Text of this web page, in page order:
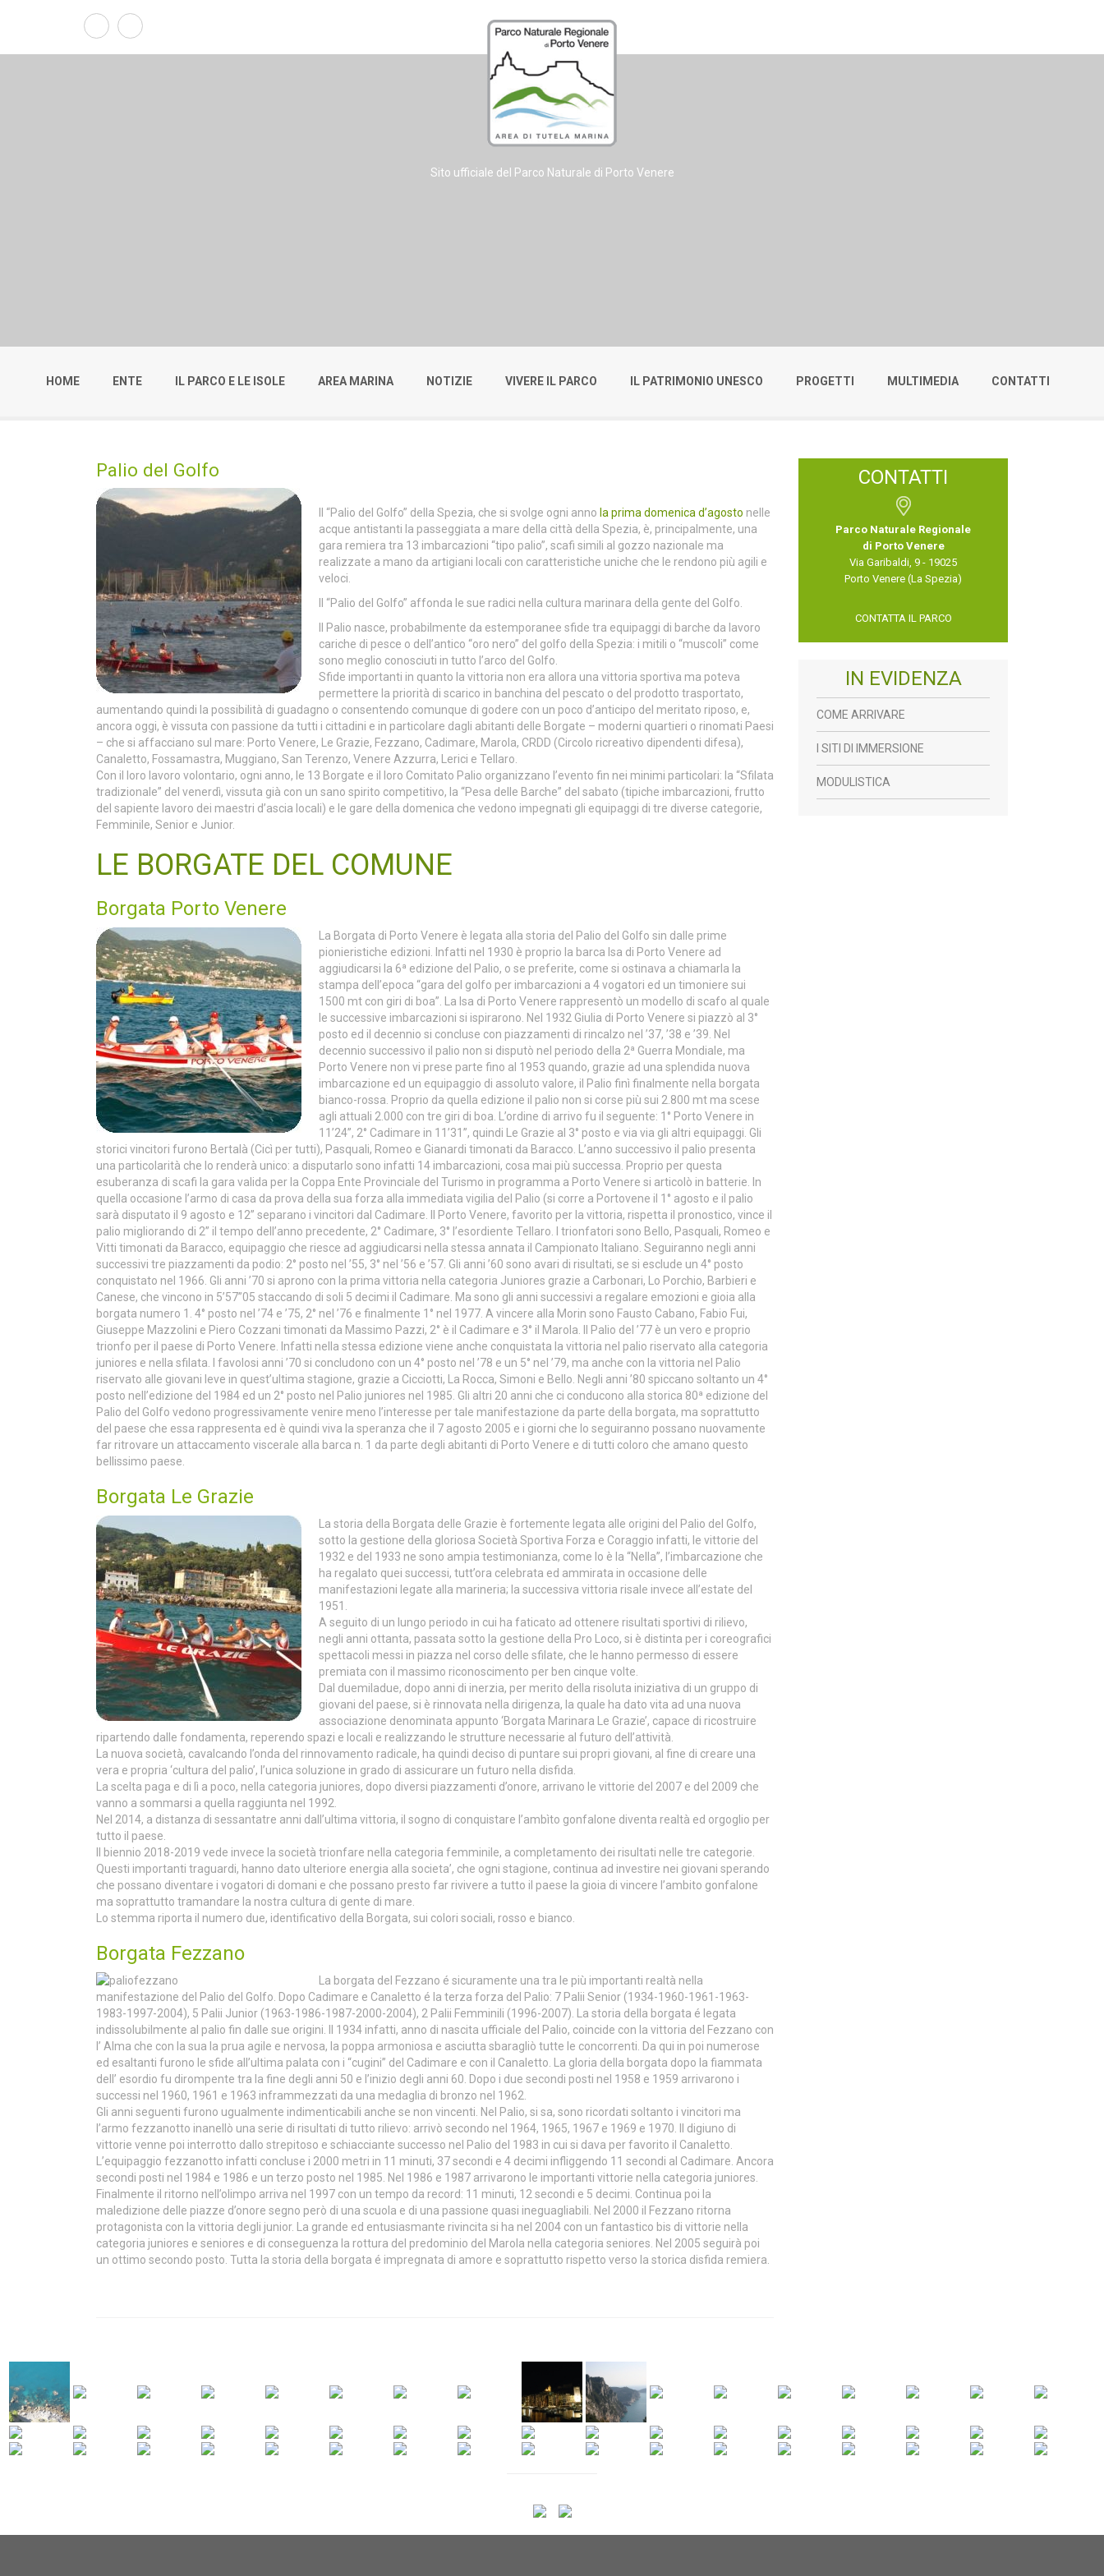
Sito ufficiale del Parco Naturale di Porto Venere
HOME ENTE IL PARCO E LE ISOLE AREA MARINA NOTIZIE VIVERE IL PARCO IL PATRIMONIO UNESCO PROGETTI MULTIMEDIA CONTATTI
Palio del Golfo
Il “Palio del Golfo” della Spezia, che si svolge ogni anno la prima domenica d’agosto nelle
acque antistanti la passeggiata a mare della città della Spezia, è, principalmente, una
gara remiera tra 13 imbarcazioni “tipo palio”, scafi simili al gozzo nazionale ma
realizzate a mano da artigiani locali con caratteristiche uniche che le rendono più agili e
veloci.
Il “Palio del Golfo” affonda le sue radici nella cultura marinara della gente del Golfo.
Il Palio nasce, probabilmente da estemporanee sfide tra equipaggi di barche da lavoro
cariche di pesce o dell’antico “oro nero” del golfo della Spezia: i mitili o “muscoli” come
sono meglio conosciuti in tutto l’arco del Golfo.
Sfide importanti in quanto la vittoria non era allora una vittoria sportiva ma poteva
permettere la priorità di scarico in banchina del pescato o del prodotto trasportato,
aumentando quindi la possibilità di guadagno o consentendo comunque di godere con un poco d’anticipo del meritato riposo, e,
ancora oggi, è vissuta con passione da tutti i cittadini e in particolare dagli abitanti delle Borgate – moderni quartieri o rinomati Paesi
– che si affacciano sul mare: Porto Venere, Le Grazie, Fezzano, Cadimare, Marola, CRDD (Circolo ricreativo dipendenti difesa),
Canaletto, Fossamastra, Muggiano, San Terenzo, Venere Azzurra, Lerici e Tellaro.
Con il loro lavoro volontario, ogni anno, le 13 Borgate e il loro Comitato Palio organizzano l’evento fin nei minimi particolari: la “Sfilata
tradizionale” del venerdì, vissuta già con un sano spirito competitivo, la “Pesa delle Barche” del sabato (tipiche imbarcazioni, frutto
del sapiente lavoro dei maestri d’ascia locali) e le gare della domenica che vedono impegnati gli equipaggi di tre diverse categorie,
Femminile, Senior e Junior.
LE BORGATE DEL COMUNE
Borgata Porto Venere
La Borgata di Porto Venere è legata alla storia del Palio del Golfo sin dalle prime
pionieristiche edizioni. Infatti nel 1930 è proprio la barca Isa di Porto Venere ad
aggiudicarsi la 6ª edizione del Palio, o se preferite, come si ostinava a chiamarla la
stampa dell’epoca “gara del golfo per imbarcazioni a 4 vogatori ed un timoniere sui
1500 mt con giri di boa”. La Isa di Porto Venere rappresentò un modello di scafo al quale
le successive imbarcazioni si ispirarono. Nel 1932 Giulia di Porto Venere si piazzò al 3°
posto ed il decennio si concluse con piazzamenti di rincalzo nel ’37, ’38 e ’39. Nel
decennio successivo il palio non si disputò nel periodo della 2ª Guerra Mondiale, ma
Porto Venere non vi prese parte fino al 1953 quando, grazie ad una splendida nuova
imbarcazione ed un equipaggio di assoluto valore, il Palio finì finalmente nella borgata
bianco-rossa. Proprio da quella edizione il palio non si corse più sui 2.800 mt ma scese
agli attuali 2.000 con tre giri di boa. L’ordine di arrivo fu il seguente: 1° Porto Venere in
11’24”, 2° Cadimare in 11’31”, quindi Le Grazie al 3° posto e via via gli altri equipaggi. Gli
storici vincitori furono Bertalà (Cicì per tutti), Pasquali, Romeo e Gianardi timonati da Baracco. L’anno successivo il palio presenta
una particolarità che lo renderà unico: a disputarlo sono infatti 14 imbarcazioni, cosa mai più successa. Proprio per questa
esuberanza di scafi la gara valida per la Coppa Ente Provinciale del Turismo in programma a Porto Venere si articolò in batterie. In
quella occasione l’armo di casa da prova della sua forza alla immediata vigilia del Palio (si corre a Portovene il 1° agosto e il palio
sarà disputato il 9 agosto e 12” separano i vincitori dal Cadimare. Il Porto Venere, favorito per la vittoria, rispetta il pronostico, vince il
palio migliorando di 2” il tempo dell’anno precedente, 2° Cadimare, 3° l’esordiente Tellaro. I trionfatori sono Bello, Pasquali, Romeo e
Vitti timonati da Baracco, equipaggio che riesce ad aggiudicarsi nella stessa annata il Campionato Italiano. Seguiranno negli anni
successivi tre piazzamenti da podio: 2° posto nel ’55, 3° nel ’56 e ’57. Gli anni ’60 sono avari di risultati, se si esclude un 4° posto
conquistato nel 1966. Gli anni ’70 si aprono con la prima vittoria nella categoria Juniores grazie a Carbonari, Lo Porchio, Barbieri e
Canese, che vincono in 5’57”05 staccando di soli 5 decimi il Cadimare. Ma sono gli anni successivi a regalare emozioni e gioia alla
borgata numero 1. 4° posto nel ’74 e ’75, 2° nel ’76 e finalmente 1° nel 1977. A vincere alla Morin sono Fausto Cabano, Fabio Fui,
Giuseppe Mazzolini e Piero Cozzani timonati da Massimo Pazzi, 2° è il Cadimare e 3° il Marola. Il Palio del ’77 è un vero e proprio
trionfo per il paese di Porto Venere. Infatti nella stessa edizione viene anche conquistata la vittoria nel palio riservato alla categoria
juniores e nella sfilata. I favolosi anni ’70 si concludono con un 4° posto nel ’78 e un 5° nel ’79, ma anche con la vittoria nel Palio
riservato alle giovani leve in quest’ultima stagione, grazie a Cicciotti, La Rocca, Simoni e Bello. Negli anni ’80 spiccano soltanto un 4°
posto nell’edizione del 1984 ed un 2° posto nel Palio juniores nel 1985. Gli altri 20 anni che ci conducono alla storica 80ª edizione del
Palio del Golfo vedono progressivamente venire meno l’interesse per tale manifestazione da parte della borgata, ma soprattutto
del paese che essa rappresenta ed è quindi viva la speranza che il 7 agosto 2005 e i giorni che lo seguiranno possano nuovamente
far ritrovare un attaccamento viscerale alla barca n. 1 da parte degli abitanti di Porto Venere e di tutti coloro che amano questo
bellissimo paese.
Borgata Le Grazie
La storia della Borgata delle Grazie è fortemente legata alle origini del Palio del Golfo,
sotto la gestione della gloriosa Società Sportiva Forza e Coraggio infatti, le vittorie del
1932 e del 1933 ne sono ampia testimonianza, come lo è la “Nella”, l’imbarcazione che
ha regalato quei successi, tutt’ora celebrata ed ammirata in occasione delle
manifestazioni legate alla marineria; la successiva vittoria risale invece all’estate del
1951.
A seguito di un lungo periodo in cui ha faticato ad ottenere risultati sportivi di rilievo,
negli anni ottanta, passata sotto la gestione della Pro Loco, si è distinta per i coreografici
spettacoli messi in piazza nel corso delle sfilate, che le hanno permesso di essere
premiata con il massimo riconoscimento per ben cinque volte.
Dal duemiladue, dopo anni di inerzia, per merito della risoluta iniziativa di un gruppo di
giovani del paese, si è rinnovata nella dirigenza, la quale ha dato vita ad una nuova
associazione denominata appunto ‘Borgata Marinara Le Grazie’, capace di ricostruire
ripartendo dalle fondamenta, reperendo spazi e locali e realizzando le strutture necessarie al futuro dell’attività.
La nuova società, cavalcando l’onda del rinnovamento radicale, ha quindi deciso di puntare sui propri giovani, al fine di creare una
vera e propria ‘cultura del palio’, l’unica soluzione in grado di assicurare un futuro nella disfida.
La scelta paga e di lì a poco, nella categoria juniores, dopo diversi piazzamenti d’onore, arrivano le vittorie del 2007 e del 2009 che
vanno a sommarsi a quella raggiunta nel 1992.
Nel 2014, a distanza di sessantatre anni dall’ultima vittoria, il sogno di conquistare l’ambìto gonfalone diventa realtà ed orgoglio per
tutto il paese.
Il biennio 2018-2019 vede invece la società trionfare nella categoria femminile, a completamento dei risultati nelle tre categorie.
Questi importanti traguardi, hanno dato ulteriore energia alla societa’, che ogni stagione, continua ad investire nei giovani sperando
che possano diventare i vogatori di domani e che possano presto far rivivere a tutto il paese la gioia di vincere l’ambito gonfalone
ma soprattutto tramandare la nostra cultura di gente di mare.
Lo stemma riporta il numero due, identificativo della Borgata, sui colori sociali, rosso e bianco.
Borgata Fezzano
La borgata del Fezzano é sicuramente una tra le più importanti realtà nella
manifestazione del Palio del Golfo. Dopo Cadimare e Canaletto é la terza forza del Palio: 7 Palii Senior (1934-1960-1961-1963-
1983-1997-2004), 5 Palii Junior (1963-1986-1987-2000-2004), 2 Palii Femminili (1996-2007). La storia della borgata é legata
indissolubilmente al palio fin dalle sue origini. Il 1934 infatti, anno di nascita ufficiale del Palio, coincide con la vittoria del Fezzano con
l’ Alma che con la sua la prua agile e nervosa, la poppa armoniosa e asciutta sbaragliò tutte le concorrenti. Da qui in poi numerose
ed esaltanti furono le sfide all’ultima palata con i “cugini” del Cadimare e con il Canaletto. La gloria della borgata dopo la fiammata
dell’ esordio fu dirompente tra la fine degli anni 50 e l’inizio degli anni 60. Dopo i due secondi posti nel 1958 e 1959 arrivarono i
successi nel 1960, 1961 e 1963 inframmezzati da una medaglia di bronzo nel 1962.
Gli anni seguenti furono ugualmente indimenticabili anche se non vincenti. Nel Palio, si sa, sono ricordati soltanto i vincitori ma
l’armo fezzanotto inanellò una serie di risultati di tutto rilievo: arrivò secondo nel 1964, 1965, 1967 e 1969 e 1970. Il digiuno di
vittorie venne poi interrotto dallo strepitoso e schiacciante successo nel Palio del 1983 in cui si dava per favorito il Canaletto.
L’equipaggio fezzanotto infatti concluse i 2000 metri in 11 minuti, 37 secondi e 4 decimi infliggendo 11 secondi al Cadimare. Ancora
secondi posti nel 1984 e 1986 e un terzo posto nel 1985. Nel 1986 e 1987 arrivarono le importanti vittorie nella categoria juniores.
Finalmente il ritorno nell’olimpo arriva nel 1997 con un tempo da record: 11 minuti, 12 secondi e 5 decimi. Continua poi la
maledizione delle piazze d’onore segno però di una scuola e di una passione quasi ineguagliabili. Nel 2000 il Fezzano ritorna
protagonista con la vittoria degli junior. La grande ed entusiasmante rivincita si ha nel 2004 con un fantastico bis di vittorie nella
categoria juniores e seniores e di conseguenza la rottura del predominio del Marola nella categoria seniores. Nel 2005 seguirà poi
un ottimo secondo posto. Tutta la storia della borgata é impregnata di amore e soprattutto rispetto verso la storica disfida remiera.
CONTATTI
Parco Naturale Regionale
di Porto Venere
Via Garibaldi, 9 - 19025
Porto Venere (La Spezia)
CONTATTA IL PARCO
IN EVIDENZA
COME ARRIVARE
I SITI DI IMMERSIONE
MODULISTICA